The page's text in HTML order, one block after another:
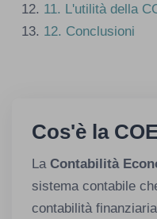
11. L'utilità della
12. Conclusioni
Cos'è la
La Contabilità
sistema contabile
contabilità